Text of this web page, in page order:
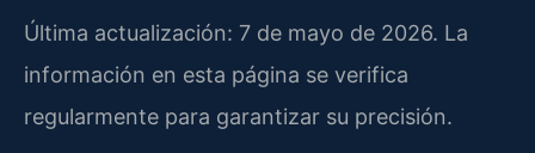
Última actualización: 7 de mayo de 2026. La
información en esta página se verifica
regularmente para garantizar su precisión.